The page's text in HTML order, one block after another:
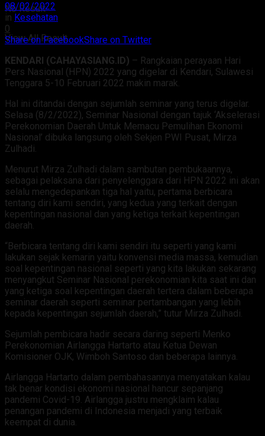
No Result
View All Result
08/02/2022
in Kesehatan
0
Share on FacebookShare on Twitter
KENDARI (CAHAYASIANG.ID) – Rangkaian perayaan Hari
Pers Nasional (HPN) 2022 yang digelar di Kendari, Sulawesi
Tenggara 5-10 Februari 2022 makin marak.
Hal ini ditandai dengan sejumlah seminar yang terus digelar.
Selasa (8/2/2022), Seminar Nasional dengan tajuk ‘Akselerasi
Perekonomian Daerah Untuk Memacu Pemulihan Ekonomi
Nasional’ dibuka langsung oleh Sekjen PWI Pusat, Mirza
Zulhadi.
Menurut Mirza Zulhadi dalam sambutan pembukaannya,
sebagai pelaksana dari penyelenggara dari HPN 2022 ini akan
selalu mengedepankan tiga hal yaitu, pertama berbicara
tentang diri kami sendiri, yang kedua yang terkait dengan
kepentingan nasional dan yang ketiga terkait kepentingan
daerah.
“Berbicara tentang diri kami sendiri itu seperti yang kami
lakukan sejak kemarin yaitu konvensi media massa, kemudian
soal kepentingan nasional seperti yang kita lakukan sekarang
menyangkut Seminar Nasional perekonomian kita saat ini dan
yang ketiga soal kepentingan daerah tertera dalam beberapa
seminar daerah seperti seminar pertambangan yang lebih
kepada kepentingan sejumlah daerah,” tutur Mirza Zulhadi.
Sejumlah pembicara hadir secara daring seperti Menko
Perekonomian Airlangga Hartarto atau Ketua Dewan
Komisioner OJK, Wimboh Santoso dan beberapa lainnya.
Airlangga Hartarto dalam pembahasannya menyatakan kalau
tak benar kondisi ekonomi nasional hancur sepanjang
pandemi Covid-19. Airlangga justru mengklaim kalau
penangan pandemi di Indonesia menjadi yang terbaik
keempat di dunia.